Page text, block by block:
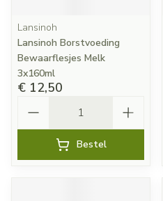
Lansinoh
Lansinoh Borstvoeding
Bewaarflesjes Melk
3x160ml
€ 12,50
Bestel